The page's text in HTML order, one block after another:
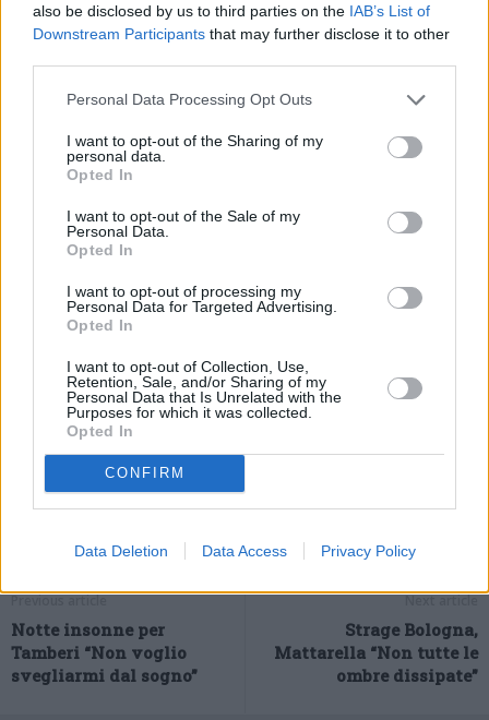
also be disclosed by us to third parties on the IAB’s List of
Downstream Participants that may further disclose it to other
Personal Data Processing Opt Outs
I want to opt-out of the Sharing of my
personal data.
Opted In
I want to opt-out of the Sale of my
Personal Data.
Opted In
I want to opt-out of processing my
Personal Data for Targeted Advertising.
Opted In
I want to opt-out of Collection, Use,
Retention, Sale, and/or Sharing of my
Personal Data that Is Unrelated with the
Purposes for which it was collected.
Opted In
CONFIRM
Data Deletion Data Access Privacy Policy
sarà la cifra della nostra forza politica. Sulle assenze mi sono
espresso ieri: non mi piacciono. Ma la fiducia è assicurata”.
contrastato i nostri interventi migliorativi, a partire dalla Lega che
pubblicamente sostiene la lotta alla mafia e poi ha tentato di
boicottarci in tutti i modi, abbiamo ottenuto importanti modifiche:
un regime transitorio che introduce tempi più lunghi per i processi
fino a fine 2024, un comitato tecnico-scientifico che monitora
l’impatto delle norme e degli investimenti, da qui al 2024 e
possibilità di portare al limite della durata massima tutti i processi
su semplice iniziativa del collegio giudicante”.
(ITALPRESS).
Previous article
Notte insonne per
Tamberi “Non voglio
svegliarmi dal sogno”
Next article
Strage Bologna,
Mattarella “Non tutte le
ombre dissipate”